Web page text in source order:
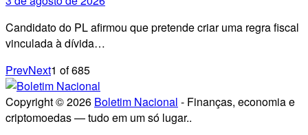
Candidato do PL afirmou que pretende criar uma regra fiscal
vinculada à dívida…
PrevNext1 of685
Copyright © 2026 Boletim Nacional - Finanças, economia e
criptomoedas — tudo em um só lugar..